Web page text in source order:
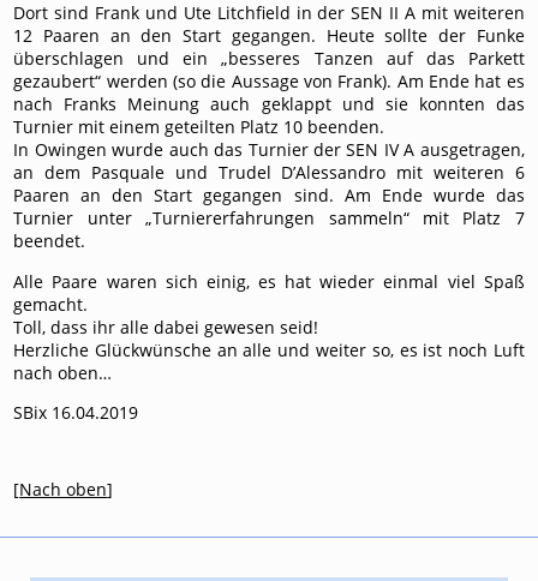
Dort sind Frank und Ute Litchfield in der SEN II A mit weiteren
12 Paaren an den Start gegangen. Heute sollte der Funke
überschlagen und ein „besseres Tanzen auf das Parkett
gezaubert“ werden (so die Aussage von Frank). Am Ende hat es
nach Franks Meinung auch geklappt und sie konnten das
Turnier mit einem geteilten Platz 10 beenden.
In Owingen wurde auch das Turnier der SEN IV A ausgetragen,
an dem Pasquale und Trudel D’Alessandro mit weiteren 6
Paaren an den Start gegangen sind. Am Ende wurde das
Turnier unter „Turniererfahrungen sammeln“ mit Platz 7
beendet.
Alle Paare waren sich einig, es hat wieder einmal viel Spaß
gemacht.
Toll, dass ihr alle dabei gewesen seid!
Herzliche Glückwünsche an alle und weiter so, es ist noch Luft
nach oben…
SBix 16.04.2019
[Nach oben]